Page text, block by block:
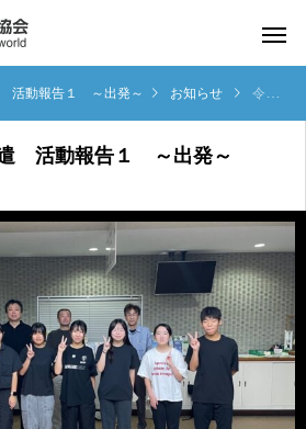
活動報告１ ～出発～ お知らせ 令和６年度英国派遣 活動報告１ ～出発～
活動報告１ ～出発～